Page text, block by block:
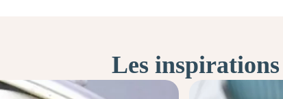
Les inspirations